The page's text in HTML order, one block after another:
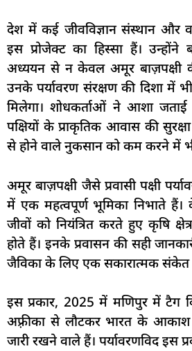
देश में कई जीवविज्ञान संस्थान और
इस प्रोजेक्ट का हिस्सा हैं। उन्होंने
अध्ययन से न केवल अमूर बाज़पक्षी
उनके पर्यावरण संरक्षण की दिशा में
मिलेगा। शोधकर्ताओं ने आशा
पक्षियों के प्राकृतिक आवास की
से होने वाले नुकसान को कम करने में
अमूर बाज़पक्षी जैसे प्रवासी पक्षी
में एक महत्वपूर्ण भूमिका निभाते
जीवों को नियंत्रित करते हुए कृषि
होते हैं। इनके प्रवासन की सही
जैविका के लिए एक सकारात्मक संकेत
इस प्रकार, 2025 में मणिपुर में टैग
अफ़्रीका से लौटकर भारत के
जारी रखने वाले हैं। पर्यावरणविद इस